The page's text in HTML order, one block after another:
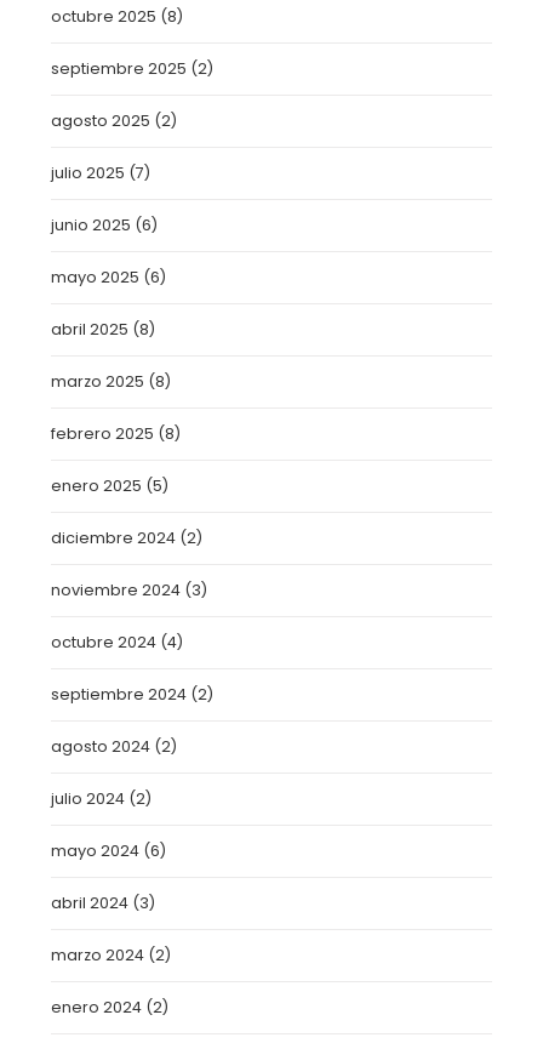
octubre 2025 (8)
septiembre 2025 (2)
agosto 2025 (2)
julio 2025 (7)
junio 2025 (6)
mayo 2025 (6)
abril 2025 (8)
marzo 2025 (8)
febrero 2025 (8)
enero 2025 (5)
diciembre 2024 (2)
noviembre 2024 (3)
octubre 2024 (4)
septiembre 2024 (2)
agosto 2024 (2)
julio 2024 (2)
mayo 2024 (6)
abril 2024 (3)
marzo 2024 (2)
enero 2024 (2)